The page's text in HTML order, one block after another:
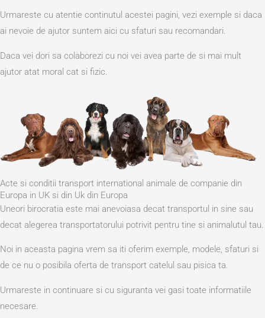
Urmareste cu atentie continutul acestei pagini, vezi exemple si daca
ai nevoie de ajutor suntem aici cu sfaturi sau recomandari.
Daca vei dori sa colaborezi cu noi vei avea parte de si mai mult
ajutor atat moral cat si fizic.
Acte si conditii transport international animale de companie din
Europa in UK si din Uk din Europa
Uneori birocratia este mai anevoiasa decat transportul in sine sau
decat alegerea transportatorului potrivit pentru tine si animalutul tau.
Noi in aceasta pagina vrem sa iti oferim exemple, modele, sfaturi si
de ce nu o posibila oferta de transport catelul sau pisica ta.
Urmareste in continuare si cu siguranta vei gasi toate informatiile
necesare.